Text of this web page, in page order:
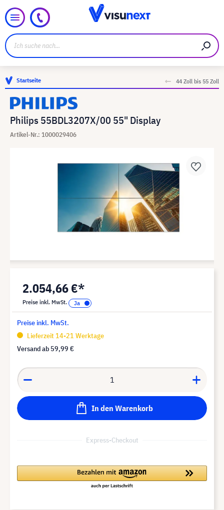
Startseite 44 Zoll bis 55 Zoll
Philips 55BDL3207X/00 55" Display
Artikel-Nr.: 1000029406
2.054,66 €*
Preise inkl. MwSt.
Preise inkl. MwSt.
Lieferzeit 14-21 Werktage
Versand ab 59,99 €
In den Warenkorb
Express-Checkout